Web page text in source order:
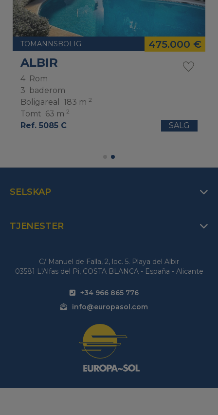
TOMANNSBOLIG 475.000 €
ALBIR
4 Rom
3
baderom
Boligareal
183 m 2
Tomt 63 m 2
Ref. 5085 C SALG
SELSKAP
TJENESTER
C/ Manuel de Falla, 2, loc. 5. Playa del Albir
03581 L'Alfas del Pi, COSTA BLANCA - España - Alicante
+34 966 865 776
info@europasol.com